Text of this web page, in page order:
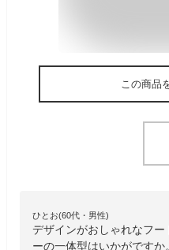
この商品
ひとお(60代・男性)
デザインがおしゃれなフ
ーの一体型はいかがです